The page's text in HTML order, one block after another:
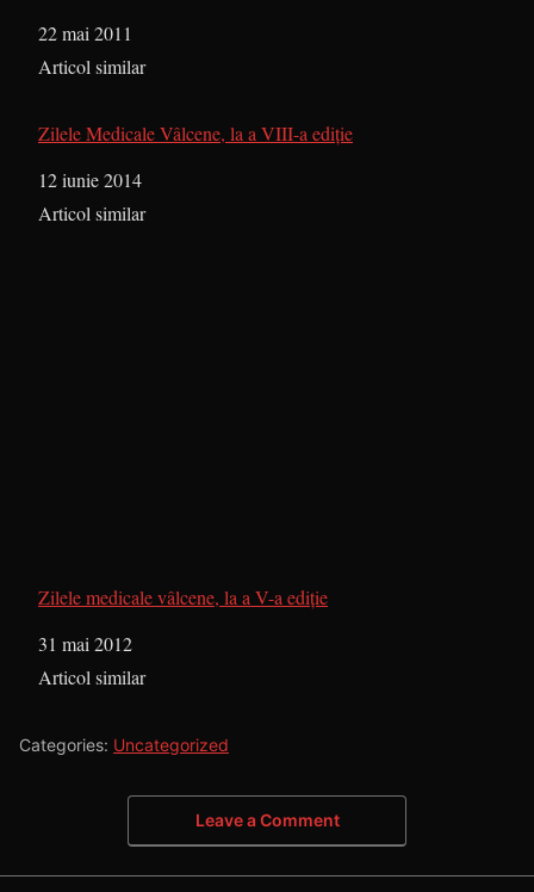
Dată
22 mai 2011
În legătură cu
Articol similar
Zilele Medicale Vâlcene, la a VIII-a ediție
Dată
12 iunie 2014
În legătură cu
Articol similar
Zilele medicale vâlcene, la a V-a ediţie
Dată
31 mai 2012
În legătură cu
Articol similar
Categories: Uncategorized
Leave a Comment